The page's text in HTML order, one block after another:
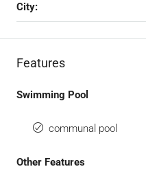
City:
Features
Swimming Pool
communal pool
Other Features